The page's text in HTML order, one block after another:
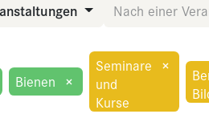
Bienen ×
Seminare
und
Kurse
×